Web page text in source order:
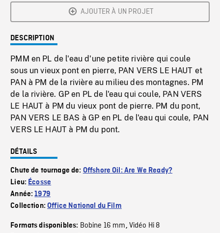
AJOUTER À UN PROJET
DESCRIPTION
PMM en PL de l'eau d'une petite rivière qui coule
sous un vieux pont en pierre, PAN VERS LE HAUT et
PAN à PM de la rivière au milieu des montagnes. PM
de la rivière. GP en PL de l'eau qui coule, PAN VERS
LE HAUT à PM du vieux pont de pierre. PM du pont,
PAN VERS LE BAS à GP en PL de l'eau qui coule, PAN
VERS LE HAUT à PM du pont.
DÉTAILS
Chute de tournage de: Offshore Oil: Are We Ready?
Lieu: Écosse
Année:1979
Collection:Office National du Film
Formats disponibles: Bobine 16 mm, Vidéo Hi 8